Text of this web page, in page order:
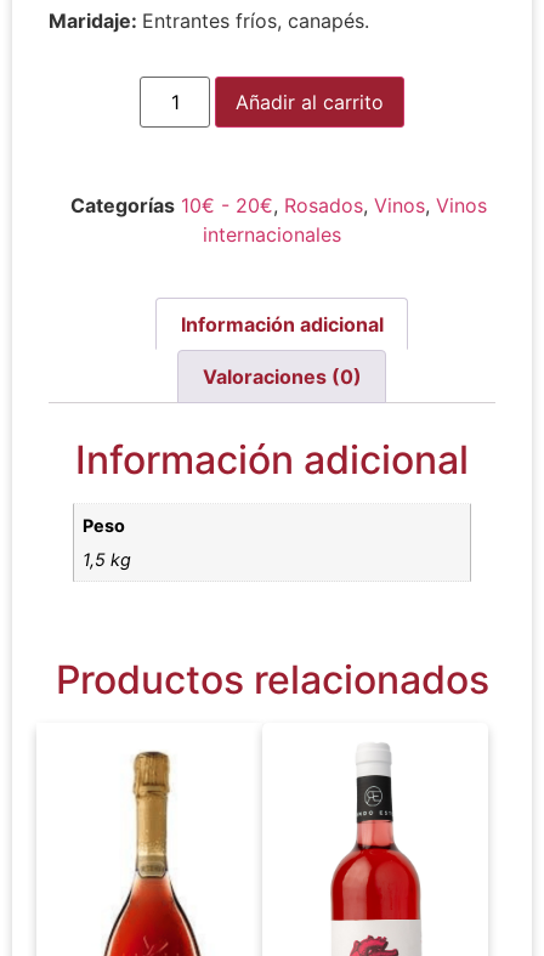
Maridaje: Entrantes fríos, canapés.
Añadir al carrito
Categorías 10€ - 20€, Rosados, Vinos, Vinos
internacionales
Información adicional
Valoraciones (0)
Información adicional
Peso
1,5 kg
Productos relacionados